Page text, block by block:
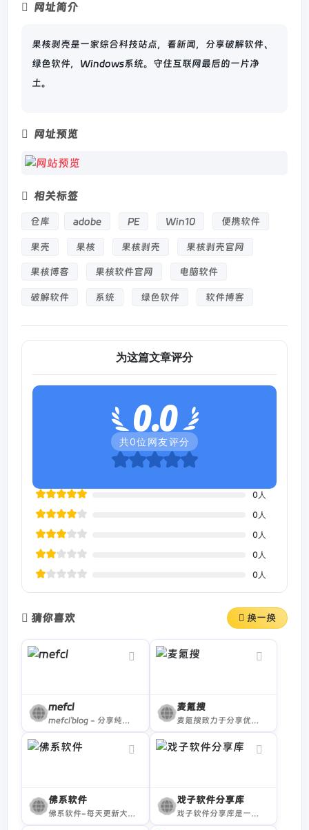
网址简介
果核剥壳是一家综合科技站点，看新闻，分享破解软件、
绿色软件，Windows系统。守住互联网最后的一片净
土。
网址预览
相关标签
仓库 adobe PE Win10 便携软件
果壳 果核 果核剥壳 果核剥壳官网
果核博客 果核软件官网 电脑软件
破解软件 系统 绿色软件 软件博客
为这篇文章评分
0.0
共0位网友评分
0 人
0 人
0 人
0 人
0 人
猜你喜欢 换一换
mefcl
mefcl'blog - 分享纯净好资源
麦氪搜
麦氪搜致力于分享优秀的Mac应用软件
佛系软件
佛系软件-每天更新大量精品应用软件
戏子软件分享库
戏子软件分享库是一个在蓝奏云盘中分享的破解软件合集，包含多种分类，例如QQ微信、音乐、游戏、影视等破解资源，不限速高速下载。